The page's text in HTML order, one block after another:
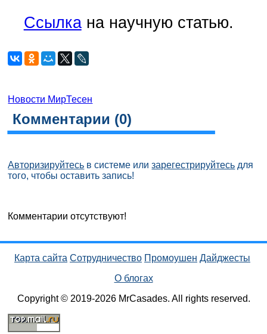
Ссылкана научную статью.
Новости МирТесен
Комментарии (0)
Авторизируйтесь в системе илизарегестрируйтесь для
того, чтобы оставить запись!
Комментарии отсутствуют!
Карта сайта Сотрудничество Промоушен Дайджесты
О блогах
Copyright © 2019-2026 MrCasades. All rights reserved.